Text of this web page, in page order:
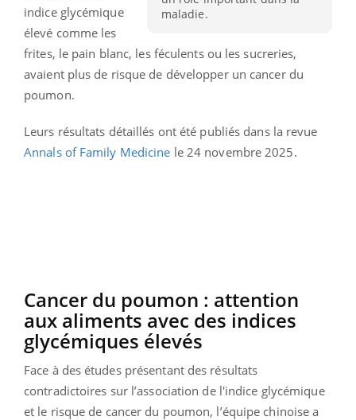
maladie.
indice glycémique
élevé comme les
frites, le pain blanc, les féculents ou les sucreries,
avaient plus de risque de développer un cancer du
poumon.
Leurs résultats détaillés ont été publiés dans la revue
Annals of Family Medicine le 24 novembre 2025.
Cancer du poumon : attention
aux aliments avec des indices
glycémiques élevés
Face à des études présentant des résultats
contradictoires sur l’association de l'indice glycémique
et le risque de cancer du poumon, l’équipe chinoise a